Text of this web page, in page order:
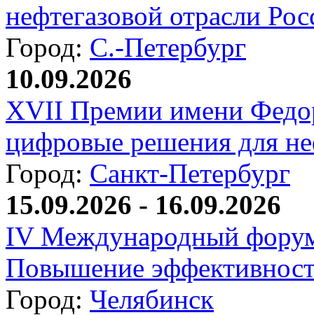
нефтегазовой отрасли
Город: С.-Петербург
10.09.2026
XVII Премии имени
цифровые решения для
Город: Санкт-Петербург
15.09.2026 - 16.09.2026
IV Международный
Повышение
Город: Челябинск